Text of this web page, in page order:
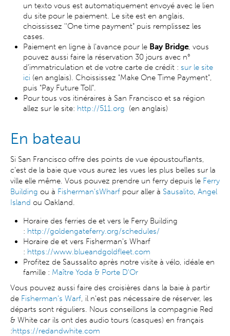
un texto vous est automatiquement envoyé avec le lien
du site pour le paiement. Le site est en anglais,
choississez ''One time payment" puis remplissez les
cases.
Paiement en ligne à l'avance pour le Bay Bridge, vous
pouvez aussi faire la réservation 30 jours avec n°
d’immatriculation et de votre carte de crédit : sur le site
ici (en anglais). Choississez "Make One Time Payment",
puis "Pay Future Toll".
Pour tous vos itinéraires à San Francisco et sa région
allez sur le site: http://511.org (en anglais)
En bateau
Si San Francisco offre des points de vue époustouflants,
c’est de la baie que vous aurez les vues les plus belles sur la
ville elle même. Vous pouvez prendre un ferry depuis le Ferry
Building ou à Fisherman‘sWharf pour aller à Sausalito, Angel
Island ou Oakland.
Horaire des ferries de et vers le Ferry Building
: http://goldengateferry.org/schedules/
Horaire de et vers Fisherman's Wharf
: https://www.blueandgoldfleet.com
Profitez de Saussalito après notre visite à vélo, idéale en
famille : Maître Yoda & Porte D'Or
Vous pouvez aussi faire des croisières dans la baie à partir
de Fisherman’s Warf, il n'est pas nécessaire de réserver, les
départs sont réguliers. Nous conseillons la compagnie Red
& White car ils ont des audio tours (casques) en français
:https://redandwhite.com